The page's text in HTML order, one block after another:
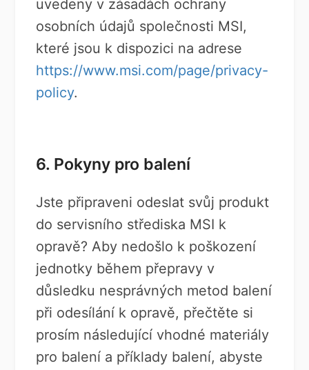
uvedeny v zásadách ochrany
osobních údajů společnosti MSI,
které jsou k dispozici na adrese
https://www.msi.com/page/privacy-
policy.
6. Pokyny pro balení
Jste připraveni odeslat svůj produkt
do servisního střediska MSI k
opravě? Aby nedošlo k poškození
jednotky během přepravy v
důsledku nesprávných metod balení
při odesílání k opravě, přečtěte si
prosím následující vhodné materiály
pro balení a příklady balení, abyste